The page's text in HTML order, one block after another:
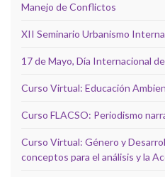
Manejo de Conflictos
XII Seminario Urbanismo
17 de Mayo, Día Internacional
Curso Virtual: Educación
Curso FLACSO: Periodismo
Curso Virtual: Género y
conceptos para el análisis y la